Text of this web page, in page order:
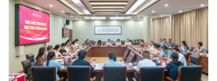
融媒矩阵
学校主页 宣传部主页